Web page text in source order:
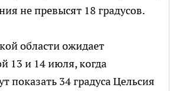
не превысят 18 градусов.
области ожидает
13 и 14 июля, когда
показать 34 градуса Цельсия